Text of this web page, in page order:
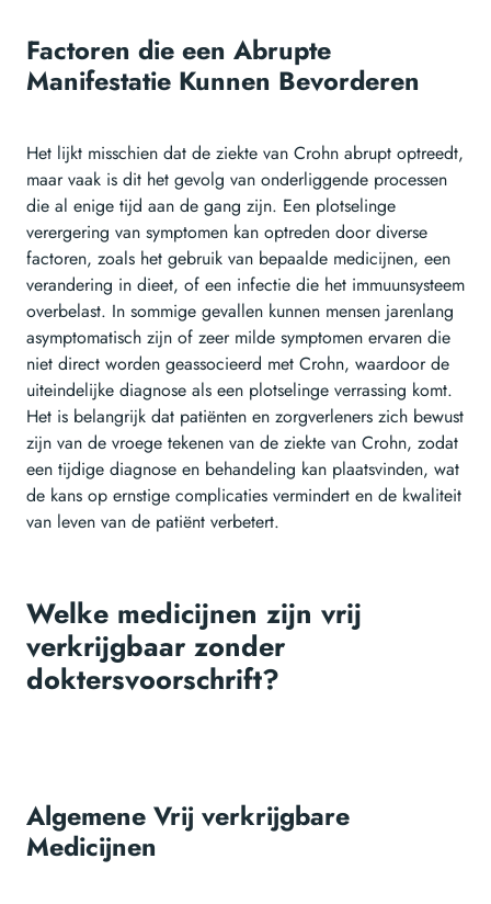
Factoren die een Abrupte
Manifestatie Kunnen Bevorderen
Het lijkt misschien dat de ziekte van Crohn abrupt optreedt,
maar vaak is dit het gevolg van onderliggende processen
die al enige tijd aan de gang zijn. Een plotselinge
verergering van symptomen kan optreden door diverse
factoren, zoals het gebruik van bepaalde medicijnen, een
verandering in dieet, of een infectie die het immuunsysteem
overbelast. In sommige gevallen kunnen mensen jarenlang
asymptomatisch zijn of zeer milde symptomen ervaren die
niet direct worden geassocieerd met Crohn, waardoor de
uiteindelijke diagnose als een plotselinge verrassing komt.
Het is belangrijk dat patiënten en zorgverleners zich bewust
zijn van de vroege tekenen van de ziekte van Crohn, zodat
een tijdige diagnose en behandeling kan plaatsvinden, wat
de kans op ernstige complicaties vermindert en de kwaliteit
van leven van de patiënt verbetert.
Welke medicijnen zijn vrij
verkrijgbaar zonder
doktersvoorschrift?
Algemene Vrij verkrijgbare
Medicijnen